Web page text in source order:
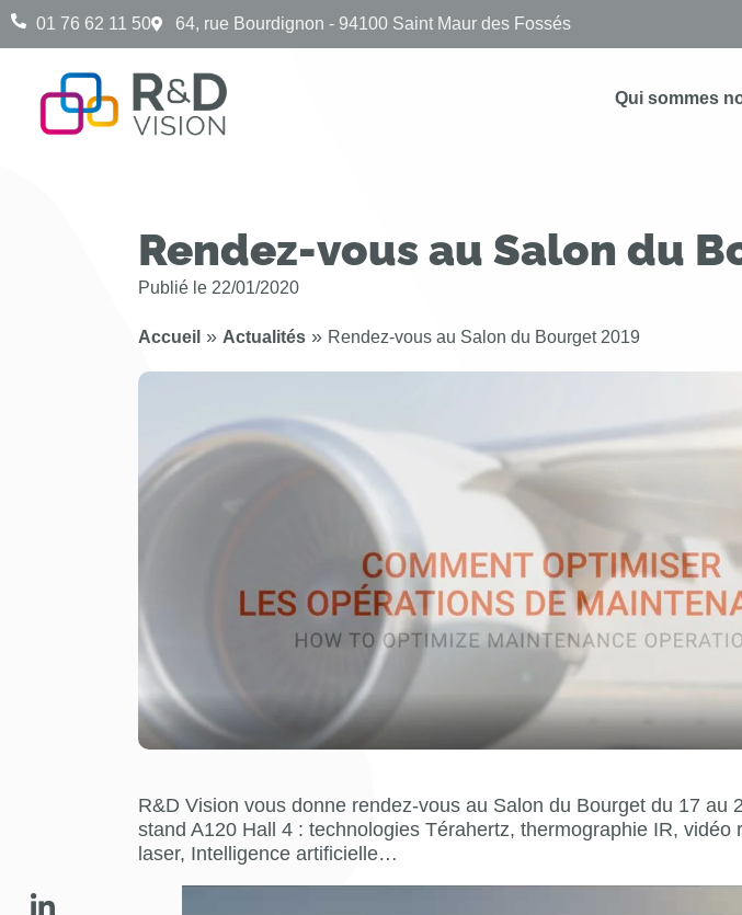
01 76 62 11 50 64, rue Bourdignon - 94100 Saint Maur des Fossés
Qui sommes
Rendez-vous au Salon du
Publié le 22/01/2020
Accueil » Actualités » Rendez-vous au Salon du Bourget 2019
R&D Vision vous donne rendez-vous au Salon du Bourget du 17 au
stand A120 Hall 4 : technologies Térahertz, thermographie IR, vidéo
laser, Intelligence artificielle…